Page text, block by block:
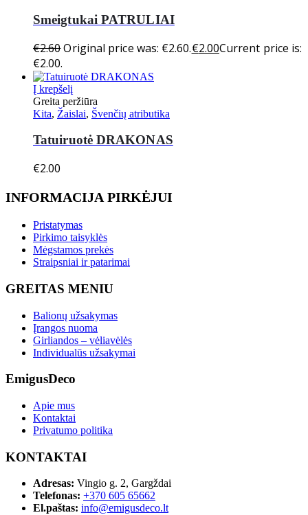
Smeigtukai PATRULIAI
€2.60Original price was: €2.60.€2.00Current price is:
€2.00.
Į krepšelį
Greita peržiūra
Kita, Žaislai, Švenčių atributika
Tatuiruotė DRAKONAS
€2.00
INFORMACIJA PIRKĖJUI
Pristatymas
Pirkimo taisyklės
Mėgstamos prekės
Straipsniai ir patarimai
GREITAS MENIU
Balionų užsakymas
Įrangos nuoma
Girliandos – vėliavėlės
Individualūs užsakymai
EmigusDeco
Apie mus
Kontaktai
Privatumo politika
KONTAKTAI
Adresas: Vingio g. 2, Gargždai
Telefonas: +370 605 65662
El.paštas: info@emigusdeco.lt